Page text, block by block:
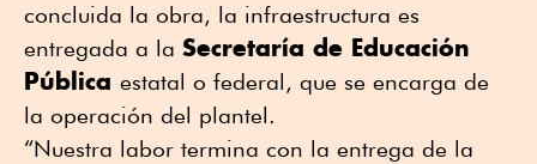
concluida la obra, la infraestructura es
entregada a la Secretaría de Educación
Pública estatal o federal, que se encarga de
la operación del plantel.
“Nuestra labor termina con la entrega de la